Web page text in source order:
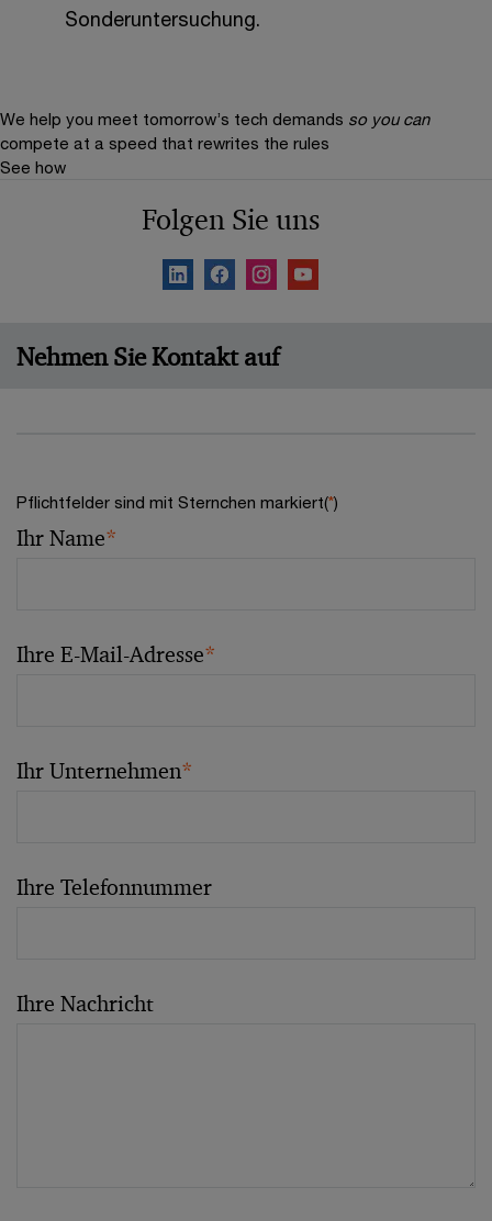
Sonderuntersuchung.
We help you meet tomorrow’s tech demands so you can
compete at a speed that rewrites the rules
See how
Folgen Sie uns
Nehmen Sie Kontakt auf
Pflichtfelder sind mit Sternchen markiert(*)
Ihr Name*
Ihre E-Mail-Adresse*
Ihr Unternehmen*
Ihre Telefonnummer
Ihre Nachricht